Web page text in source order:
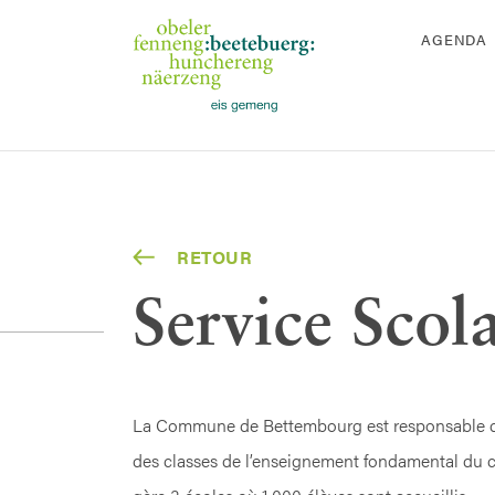
AGENDA
RETOUR
Service
La Commune de Bettembourg est responsable
des classes de l’enseignement fondamental du